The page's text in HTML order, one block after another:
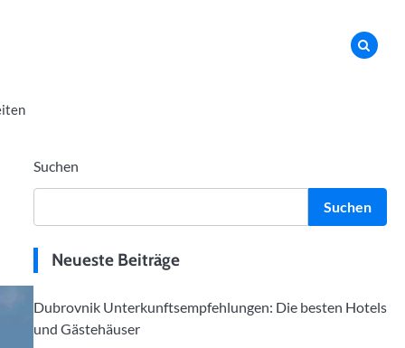
Suchen
Suchen
Neueste Beiträge
Dubrovnik Unterkunftsempfehlungen: Die besten Hotels
und Gästehäuser